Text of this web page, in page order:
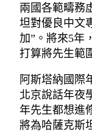
兩國各範疇務
坦對優良中文
加”。將來5年
打算將先生範
阿斯塔納國際
北京說話年夜
年先生都想進
將為哈薩克斯